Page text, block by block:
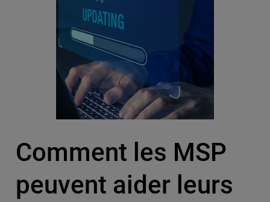
Comment les MSP
peuvent aider leurs